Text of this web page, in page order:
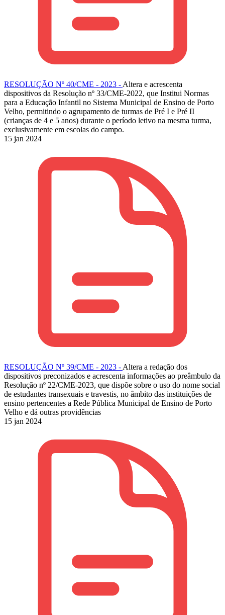
RESOLUÇÃO Nº 40/CME - 2023 - Altera e acrescenta
dispositivos da Resolução nº 33/CME-2022, que Institui Normas
para a Educação Infantil no Sistema Municipal de Ensino de Porto
Velho, permitindo o agrupamento de turmas de Pré I e Pré II
(crianças de 4 e 5 anos) durante o período letivo na mesma turma,
exclusivamente em escolas do campo.
15 jan 2024
RESOLUÇÃO Nº 39/CME - 2023 - Altera a redação dos
dispositivos preconizados e acrescenta informações ao preâmbulo da
Resolução nº 22/CME-2023, que dispõe sobre o uso do nome social
de estudantes transexuais e travestis, no âmbito das instituições de
ensino pertencentes a Rede Pública Municipal de Ensino de Porto
Velho e dá outras providências
15 jan 2024